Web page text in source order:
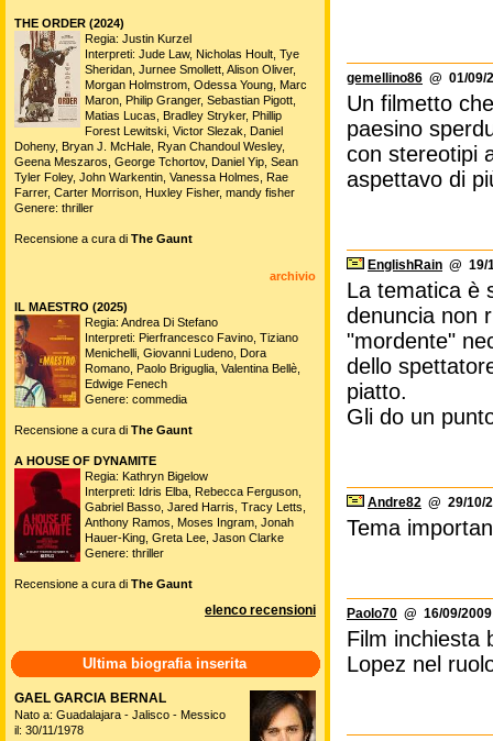
gemellino86 @ 01/09/
Un filmetto
paesino
con stereotipi
aspettavo di
EnglishRain @ 19/
La tematica è
denuncia non
"mordente"
dello
piatto.
Gli do un
Andre82 @ 29/10/
Tema
Paolo70 @ 16/09/
Film inchiesta
Lopez nel
THE ORDER (2024)
Regia: Justin Kurzel
Interpreti: Jude Law, Nicholas Hoult, Tye
Sheridan, Jurnee Smollett, Alison Oliver,
Morgan Holmstrom, Odessa Young, Marc
Maron, Philip Granger, Sebastian Pigott,
Matias Lucas, Bradley Stryker, Phillip
Forest Lewitski, Victor Slezak, Daniel
Doheny, Bryan J. McHale, Ryan Chandoul Wesley,
Geena Meszaros, George Tchortov, Daniel Yip, Sean
Tyler Foley, John Warkentin, Vanessa Holmes, Rae
Farrer, Carter Morrison, Huxley Fisher, mandy fisher
Genere: thriller
Recensione a cura di The Gaunt
archivio
IL MAESTRO (2025)
Regia: Andrea Di Stefano
Interpreti: Pierfrancesco Favino, Tiziano
Menichelli, Giovanni Ludeno, Dora
Romano, Paolo Briguglia, Valentina Bellè,
Edwige Fenech
Genere: commedia
Recensione a cura di The Gaunt
A HOUSE OF DYNAMITE
Regia: Kathryn Bigelow
Interpreti: Idris Elba, Rebecca Ferguson,
Gabriel Basso, Jared Harris, Tracy Letts,
Anthony Ramos, Moses Ingram, Jonah
Hauer-King, Greta Lee, Jason Clarke
Genere: thriller
Recensione a cura di The Gaunt
elenco recensioni
Ultima biografia inserita
GAEL GARCIA BERNAL
Nato a: Guadalajara - Jalisco - Messico
il: 30/11/1978